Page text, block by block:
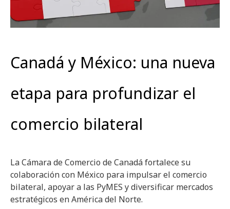
Canadá y México: una nueva
etapa para profundizar el
comercio bilateral
La Cámara de Comercio de Canadá fortalece su
colaboración con México para impulsar el comercio
bilateral, apoyar a las PyMES y diversificar mercados
estratégicos en América del Norte.